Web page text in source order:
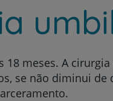
da
meses. A
se não diminui de